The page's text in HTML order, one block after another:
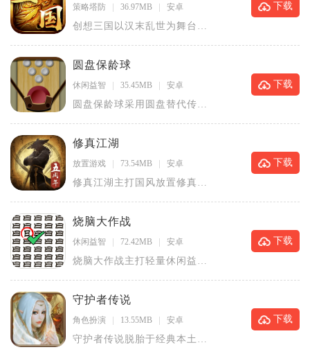
策略塔防 36.97MB 安卓
创想三国以汉末乱世为舞台，
下载
圆盘保龄球
休闲益智 35.45MB 安卓
圆盘保龄球采用圆盘替代传统
下载
修真江湖
放置游戏 73.54MB 安卓
修真江湖主打国风放置修真玩
下载
烧脑大作战
休闲益智 72.42MB 安卓
烧脑大作战主打轻量休闲益智
下载
守护者传说
角色扮演 13.55MB 安卓
守护者传说脱胎于经典本土连
下载